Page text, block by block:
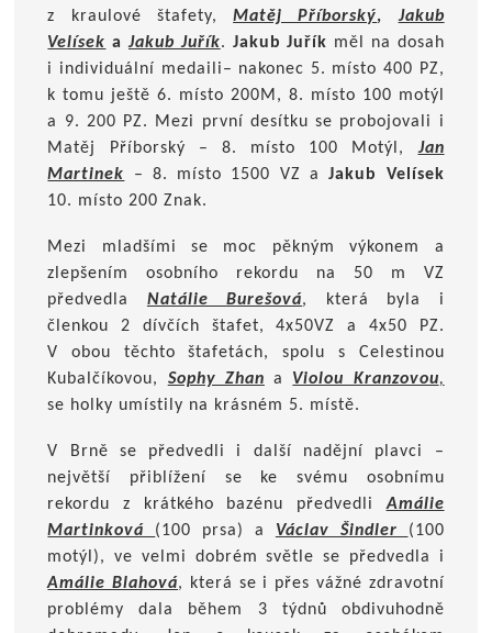
z kraulové štafety,Matěj Příborský,Jakub
Velísek aJakub Juřík. Jakub Juřík měl na dosah
i individuální medaili– nakonec 5. místo 400 PZ,
k tomu ještě 6. místo 200M, 8. místo 100 motýl
a 9. 200 PZ. Mezi první desítku se probojovali i
Matěj Příborský – 8. místo 100 Motýl,Jan
Martinek – 8. místo 1500 VZ aJakub Velísek
10. místo 200 Znak.
Mezi mladšími se moc pěkným výkonem a
zlepšením osobního rekordu na 50 m VZ
předvedla Natálie Burešová, která byla i
členkou 2 dívčích štafet, 4x50VZ a 4x50 PZ.
V obou těchto štafetách, spolu s Celestinou
Kubalčíkovou, Sophy Zhan a Violou Kranzovou,
se holky umístily na krásném 5. místě.
V Brně se předvedli i další nadějní plavci –
největší přiblížení se ke svému osobnímu
rekordu z krátkého bazénu předvedliAmálie
Martinková (100 prsa) a Václav Šindler (100
motýl), ve velmi dobrém světle se předvedla i
Amálie Blahová, která se i přes vážné zdravotní
problémy dala během 3 týdnů obdivuhodně